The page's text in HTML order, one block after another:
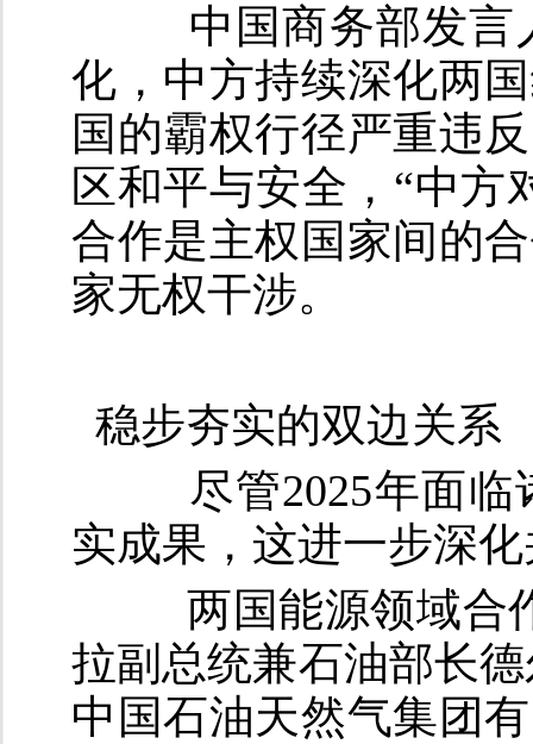
中国商务部发言
化，中方持续深化两
国的霸权行径严重违
区和平与安全，“中方
合作是主权国家间的
家无权干涉。
稳步夯实的双边关系
尽管2025年面临
实成果，这进一步深
两国能源领域合作
拉副总统兼石油部长
中国石油天然气集团